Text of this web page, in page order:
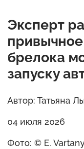
Эксперт
брелока
запуску
Автор: Татьяна
04 июля 2026
Фото: © E.